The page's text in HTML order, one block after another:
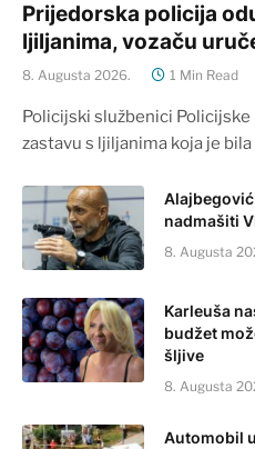
Prijedorska policija
ljiljanima, vozaču
8. Augusta 2026. 1 Min Read
Policijski službenici
zastavu s ljiljanima koja je
nadmašiti
8. Augusta
Karleuša
budžet
šljive
8. Augusta
Automobil